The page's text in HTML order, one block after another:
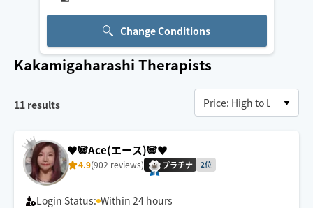
Change Conditions
Kakamigaharashi Therapists
11 results
♥️🐼Ace(エース)🐼♥️
4.9(902 reviews) プラチナ 2位
Login Status: Within 24 hours